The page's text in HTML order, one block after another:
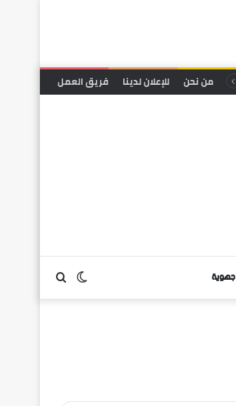
من نحن للإعلان لدينا فريق العمل